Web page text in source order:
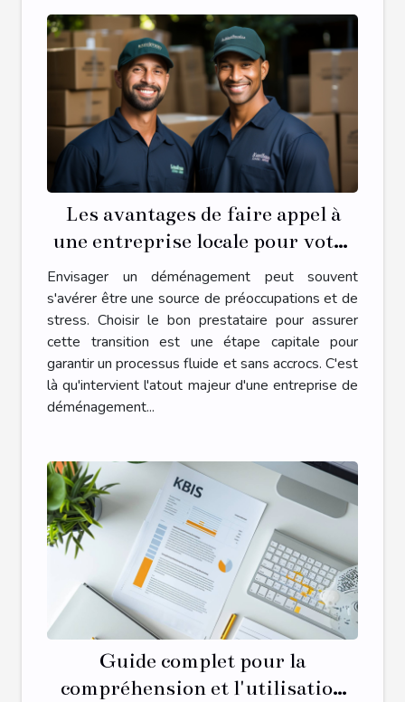
Les avantages de faire appel à
une entreprise locale pour votre
déménagement
Envisager un déménagement peut souvent
s'avérer être une source de préoccupations et de
stress. Choisir le bon prestataire pour assurer
cette transition est une étape capitale pour
garantir un processus fluide et sans accrocs. C'est
là qu'intervient l'atout majeur d'une entreprise de
déménagement...
Guide complet pour la
compréhension et l'utilisation